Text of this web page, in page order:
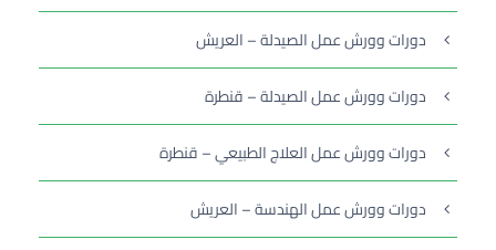
دورات وورش عمل الصيدلة – العريش
دورات وورش عمل الصيدلة – قنطرة
دورات وورش عمل العلاج الطبيعي – قنطرة
دورات وورش عمل الهندسة – العريش